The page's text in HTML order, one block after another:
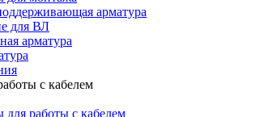
арматура
для ВЛ
арматура
с кабелем
работы с кабелем